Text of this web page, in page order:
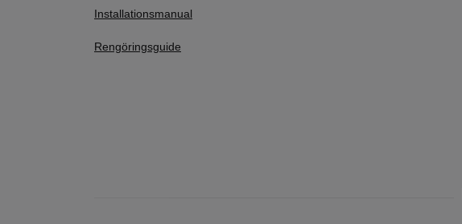
Installationsmanual
Rengöringsguide